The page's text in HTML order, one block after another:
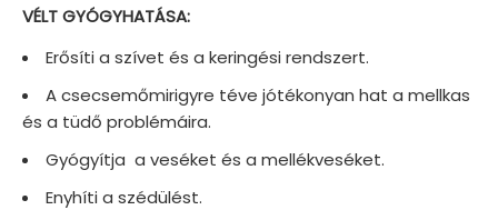
VÉLT GYÓGYHATÁSA:
Erősíti a szívet és a keringési rendszert.
A csecsemőmirigyre téve jótékonyan hat a mellkas
és a tüdő problémáira.
Gyógyítja a veséket és a mellékveséket.
Enyhíti a szédülést.